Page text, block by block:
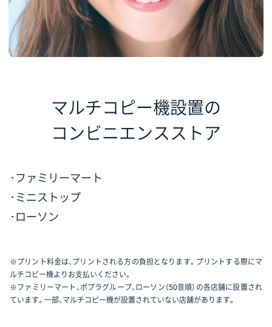
マルチコピー機設置の
コンビニエンスストア
･ファミリーマート
･ミニストップ
･ローソン
※プリント料金は、プリントされる方の負担となります。プリントする際にマ
ルチコピー機よりお支払いください。
※ファミリーマート、ポプラグループ、ローソン（50音順）の各店舗に設置され
ています。一部、マルチコピー機が設置されていない店舗があります。